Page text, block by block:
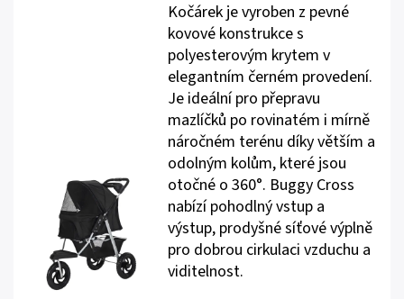
Kočárek je vyroben z pevné
kovové konstrukce s
polyesterovým krytem v
elegantním černém provedení.
Je ideální pro přepravu
mazlíčků po rovinatém i mírně
náročném terénu díky větším a
odolným kolům, které jsou
otočné o 360°. Buggy Cross
nabízí pohodlný vstup a
výstup, prodyšné síťové výplně
pro dobrou cirkulaci vzduchu a
viditelnost.